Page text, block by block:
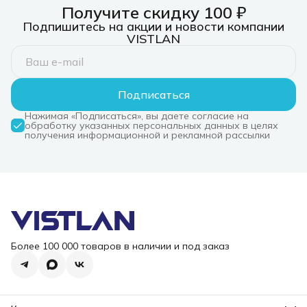
Получите скидку 100 ₽
Подпишитесь на акции и новости компании
VISTLAN
Подписаться
Нажимая «Подписаться», вы даете согласие на
обработку указанных персональных данных в целях
получения информационной и рекламной рассылки
Более 100 000 товаров в наличии и под заказ